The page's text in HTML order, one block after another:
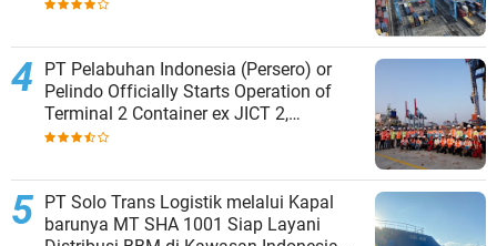
PT Pelabuhan Indonesia (Persero) or
Pelindo Officially Starts Operation of
Terminal 2 Container ex JICT 2,
Strengthening Productivity of Tanjung
PT Solo Trans Logistik melalui Kapal
barunya MT SHA 1001 Siap Layani